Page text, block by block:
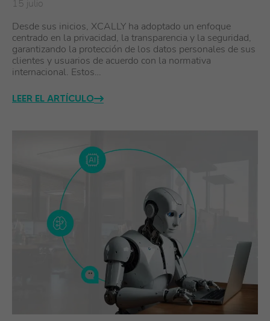
15 julio
Desde sus inicios, XCALLY ha adoptado un enfoque
centrado en la privacidad, la transparencia y la seguridad,
garantizando la protección de los datos personales de sus
clientes y usuarios de acuerdo con la normativa
internacional. Estos…
LEER EL ARTÍCULO